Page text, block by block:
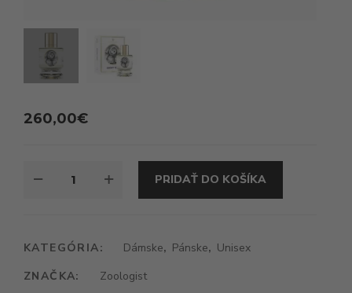
260,00€
ZOOLOGIST
PRIDAŤ DO KOŠÍKA
KATEGÓRIA: Dámske, Pánske, Unisex
ZNAČKA:
Zoologist